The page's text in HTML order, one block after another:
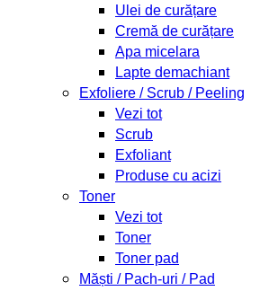
Ulei de curățare
Cremă de curățare
Apa micelara
Lapte demachiant
Exfoliere / Scrub / Peeling
Vezi tot
Scrub
Exfoliant
Produse cu acizi
Toner
Vezi tot
Toner
Toner pad
Măști / Pach-uri / Pad